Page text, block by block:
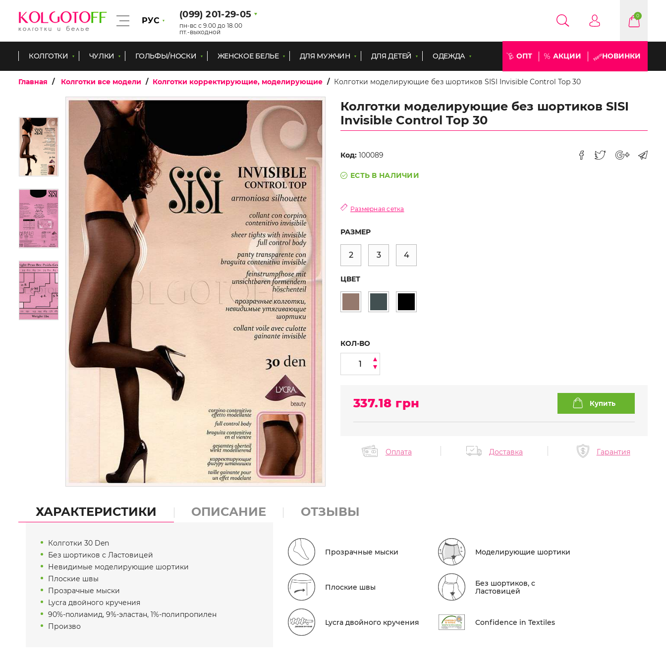
РУС
(099) 201-29-05
пн-вс с 9.00 до 18.00
пт.-выходной
0
КОЛГОТКИ ЧУЛКИ ГОЛЬФЫ/НОСКИ ЖЕНСКОЕ БЕЛЬЕ ДЛЯ МУЖЧИН ДЛЯ ДЕТЕЙ ОДЕЖДА ОПТ АКЦИИ НОВИНКИ
Главная Колготки все модели Колготки корректирующие, моделирующие Колготки моделирующие без шортиков SISI Invisible Control Top 30
Колготки моделирующие без шортиков SISI
Invisible Control Top 30
Код: 100089
ЕСТЬ В НАЛИЧИИ
Размерная сетка
РАЗМЕР
2 3 4
ЦВЕТ
КОЛ-ВО
337.18 грн
Оплата Доставка Гарантия
ХАРАКТЕРИСТИКИ ОПИСАНИЕ ОТЗЫВЫ
Колготки 30 Den
Без шортиков с Ластовицей
Невидимые моделирующие шортики
Плоские швы
Прозрачные мыски
Lycra двойного кручения
90%-полиамид, 9%-эластан, 1%-полипропилен
Произво
Прозрачные мыски Моделирующие шортики
Плоские швы
Без шортиков, с
Ластовицей
Lycra двойного кручения Conf​idence in Textiles